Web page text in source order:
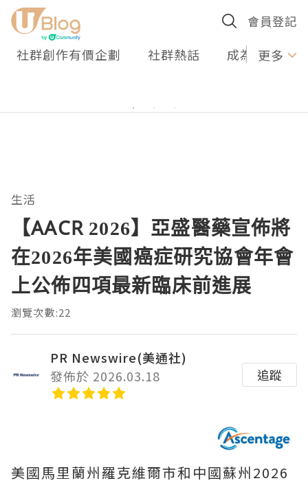
會員登記
社群創作有價企劃 社群熱話 成為U更多
生活
【AACR 2026】亞盛醫藥宣佈將
在2026年美國癌症研究協會年會
上公佈四項最新臨床前進展
瀏覽次數:22
PR Newswire(美通社)
發佈於 2026.03.18
追蹤
美國馬里蘭州羅克維爾市和中國蘇州2026